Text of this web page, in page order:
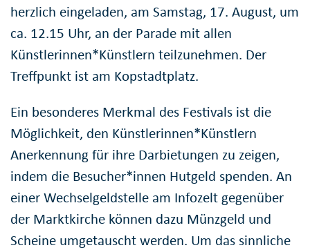
herzlich eingeladen, am Samstag, 17. August, um
ca. 12.15 Uhr, an der Parade mit allen
Künstlerinnen*Künstlern teilzunehmen. Der
Treffpunkt ist am Kopstadtplatz.
Ein besonderes Merkmal des Festivals ist die
Möglichkeit, den Künstlerinnen*Künstlern
Anerkennung für ihre Darbietungen zu zeigen,
indem die Besucher*innen Hutgeld spenden. An
einer Wechselgeldstelle am Infozelt gegenüber
der Marktkirche können dazu Münzgeld und
Scheine umgetauscht werden. Um das sinnliche